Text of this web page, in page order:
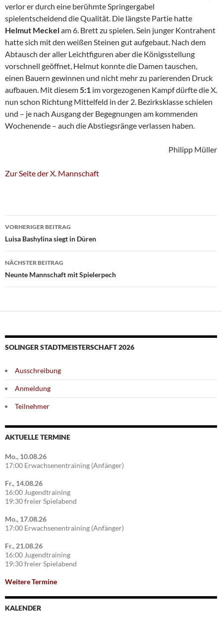
verlor er durch eine berühmte Springergabel
spielentscheidend die Qualität. Die längste Partie hatte
Helmut Meckelam 6. Brett zu spielen. Sein junger Kontrahent
hatte sich mit den weißen Steinen gut aufgebaut. Nach dem
Abtausch der aller Leichtfiguren aber die Königsstellung
vorschnell geöffnet, Helmut konnte die Damen tauschen,
einen Bauern gewinnen und nicht mehr zu parierenden Druck
aufbauen. Mit diesem5:1 im vorgezogenen Kampf dürfte die X.
nun schon Richtung Mittelfeld in der 2. Bezirksklasse schielen
und – je nach Ausgang der Begegnungen am kommenden
Wochenende – auch die Abstiegsränge verlassen haben.
Philipp Müller
Zur Seite der X. Mannschaft
Beitragsnavigation
VORHERIGER BEITRAG
Luisa Bashylina siegt in Düren
NÄCHSTER BEITRAG
Neunte Mannschaft mit Spielerpech
SOLINGER STADTMEISTERSCHAFT 2026
Ausschreibung
Anmeldung
Teilnehmer
AKTUELLE TERMINE
Mo., 10.08.26
17:00 Erwachsenentraining (Anfänger)
Fr., 14.08.26
16:00 Jugendtraining
19:30 freier Spielabend
Mo., 17.08.26
17:00 Erwachsenentraining (Anfänger)
Fr., 21.08.26
16:00 Jugendtraining
19:30 freier Spielabend
Weitere Termine
KALENDER